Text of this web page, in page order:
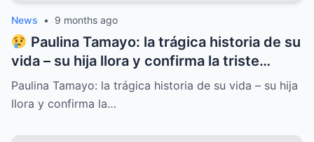
News • 9 months ago
Paulina Tamayo: la trágica historia de su
vida – su hija llora y confirma la triste
noticia
Paulina Tamayo: la trágica historia de su vida – su hija
llora y confirma la…